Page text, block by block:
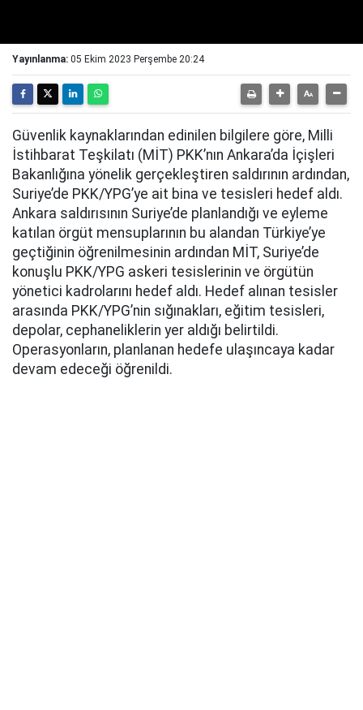
Yayınlanma: 05 Ekim 2023 Perşembe 20:24
Güvenlik kaynaklarından edinilen bilgilere göre, Milli
İstihbarat Teşkilatı (MİT) PKK’nın Ankara’da İçişleri
Bakanlığına yönelik gerçekleştiren saldırının ardından,
Suriye’de PKK/YPG’ye ait bina ve tesisleri hedef aldı.
Ankara saldırısının Suriye’de planlandığı ve eyleme
katılan örgüt mensuplarının bu alandan Türkiye’ye
geçtiğinin öğrenilmesinin ardından MİT, Suriye’de
konuşlu PKK/YPG askeri tesislerinin ve örgütün
yönetici kadrolarını hedef aldı. Hedef alınan tesisler
arasında PKK/YPG’nin sığınakları, eğitim tesisleri,
depolar, cephaneliklerin yer aldığı belirtildi.
Operasyonların, planlanan hedefe ulaşıncaya kadar
devam edeceği öğrenildi.